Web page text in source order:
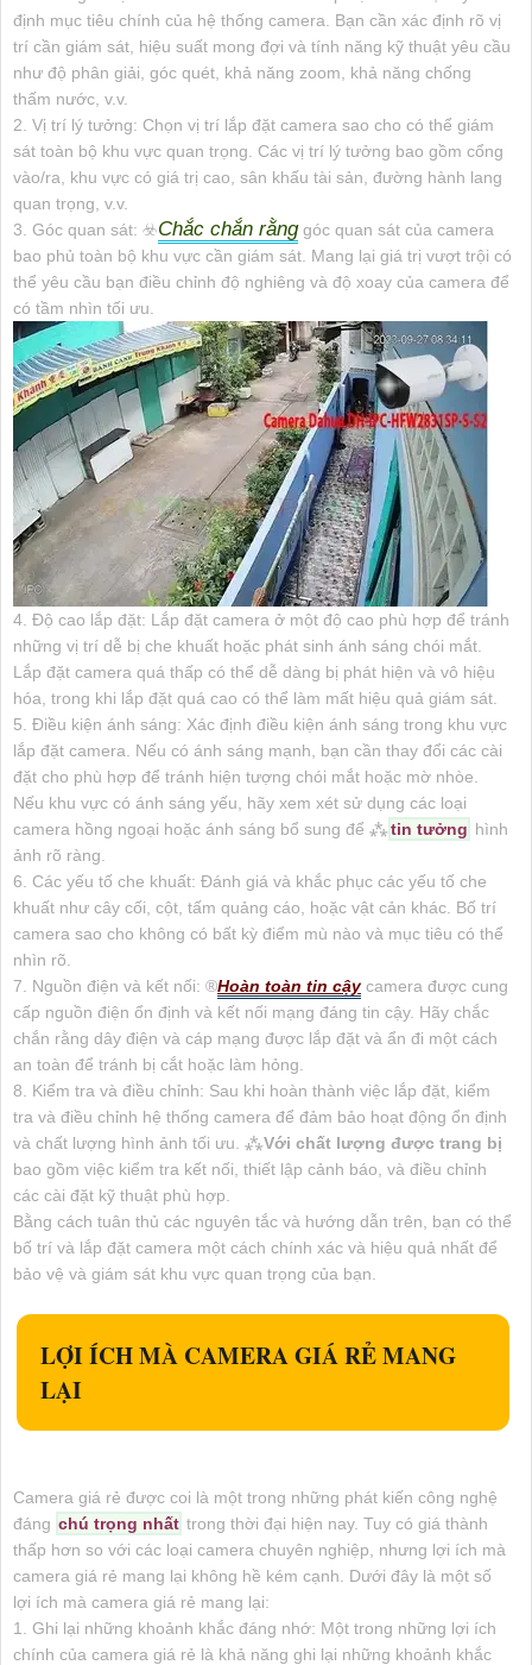
định mục tiêu chính của hệ thống camera. Bạn cần xác định rõ vị
trí cần giám sát, hiệu suất mong đợi và tính năng kỹ thuật yêu cầu
như độ phân giải, góc quét, khả năng zoom, khả năng chống
thấm nước, v.v.
2. Vị trí lý tưởng: Chọn vị trí lắp đặt camera sao cho có thể giám
sát toàn bộ khu vực quan trọng. Các vị trí lý tưởng bao gồm cổng
vào/ra, khu vực có giá trị cao, sân khấu tài sản, đường hành lang
quan trọng, v.v.
3. Góc quan sát: ☣️Chắc chắn rằnggóc quan sát của camera
bao phủ toàn bộ khu vực cần giám sát. Mang lại giá trị vượt trội có
thể yêu cầu bạn điều chỉnh độ nghiêng và độ xoay của camera để
có tầm nhìn tối ưu.
4. Độ cao lắp đặt: Lắp đặt camera ở một độ cao phù hợp để tránh
những vị trí dễ bị che khuất hoặc phát sinh ánh sáng chói mắt.
Lắp đặt camera quá thấp có thể dễ dàng bị phát hiện và vô hiệu
hóa, trong khi lắp đặt quá cao có thể làm mất hiệu quả giám sát.
5. Điều kiện ánh sáng: Xác định điều kiện ánh sáng trong khu vực
lắp đặt camera. Nếu có ánh sáng mạnh, bạn cần thay đổi các cài
đặt cho phù hợp để tránh hiện tượng chói mắt hoặc mờ nhòe.
Nếu khu vực có ánh sáng yếu, hãy xem xét sử dụng các loại
camera hồng ngoại hoặc ánh sáng bổ sung để ⁂tin tưởng hình
ảnh rõ ràng.
6. Các yếu tố che khuất: Đánh giá và khắc phục các yếu tố che
khuất như cây cối, cột, tấm quảng cáo, hoặc vật cản khác. Bố trí
camera sao cho không có bất kỳ điểm mù nào và mục tiêu có thể
nhìn rõ.
7. Nguồn điện và kết nối: ®️Hoàn toàn tin cậycamera được cung
cấp nguồn điện ổn định và kết nối mạng đáng tin cậy. Hãy chắc
chắn rằng dây điện và cáp mạng được lắp đặt và ẩn đi một cách
an toàn để tránh bị cắt hoặc làm hỏng.
8. Kiểm tra và điều chỉnh: Sau khi hoàn thành việc lắp đặt, kiểm
tra và điều chỉnh hệ thống camera để đảm bảo hoạt động ổn định
và chất lượng hình ảnh tối ưu. ⁂Với chất lượng được trang bị
bao gồm việc kiểm tra kết nối, thiết lập cảnh báo, và điều chỉnh
các cài đặt kỹ thuật phù hợp.
Bằng cách tuân thủ các nguyên tắc và hướng dẫn trên, bạn có thể
bố trí và lắp đặt camera một cách chính xác và hiệu quả nhất để
bảo vệ và giám sát khu vực quan trọng của bạn.
LỢI ÍCH MÀ CAMERA GIÁ RẺ MANG
LẠI
Camera giá rẻ được coi là một trong những phát kiến công nghệ
đáng chú trọng nhất trong thời đại hiện nay. Tuy có giá thành
thấp hơn so với các loại camera chuyên nghiệp, nhưng lợi ích mà
camera giá rẻ mang lại không hề kém cạnh. Dưới đây là một số
lợi ích mà camera giá rẻ mang lại:
1. Ghi lại những khoảnh khắc đáng nhớ: Một trong những lợi ích
chính của camera giá rẻ là khả năng ghi lại những khoảnh khắc